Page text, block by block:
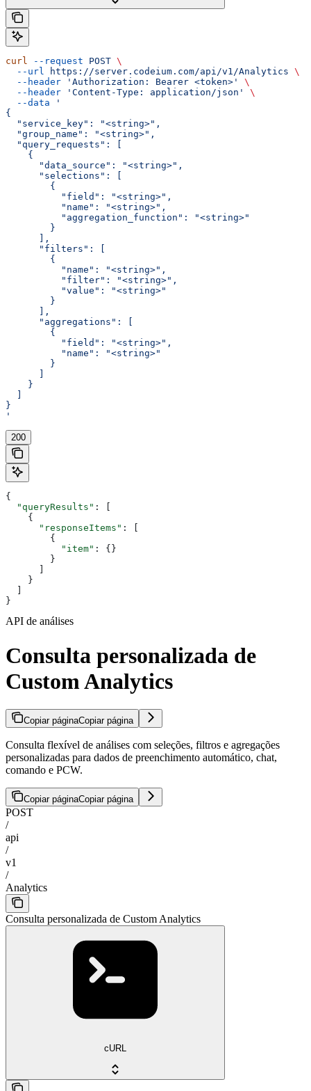
curl --request POST \
  --url
https://server.codeium.com/api/v1/Analytics \
  --header
'Authorization: Bearer <token>'
\
  --header
'Content-Type: application/json'
\
  --data
'
{
  "service_key": "<string>",
  "group_name": "<string>",
  "query_requests": [
    {
      "data_source": "<string>",
      "selections": [
        {
          "field": "<string>",
          "name": "<string>",
          "aggregation_function": "<string>"
        }
      ],
      "filters": [
        {
          "name": "<string>",
          "filter": "<string>",
          "value": "<string>"
        }
      ],
      "aggregations": [
        {
          "field": "<string>",
          "name": "<string>"
        }
    }
}
'
200
{
  "queryResults"
: [
    {
      "responseItems"
: [
        {
          "item"
: {}
        }
    }
}
API de análises
Consulta personalizada de
Custom Analytics
Copiar páginaCopiar página
Consulta flexível de análises com seleções, filtros e agregações
personalizadas para dados de preenchimento automático, chat,
comando e PCW.
Copiar páginaCopiar página
POST
/
api
/
v1
/
Analytics
Consulta personalizada de Custom Analytics
cURL